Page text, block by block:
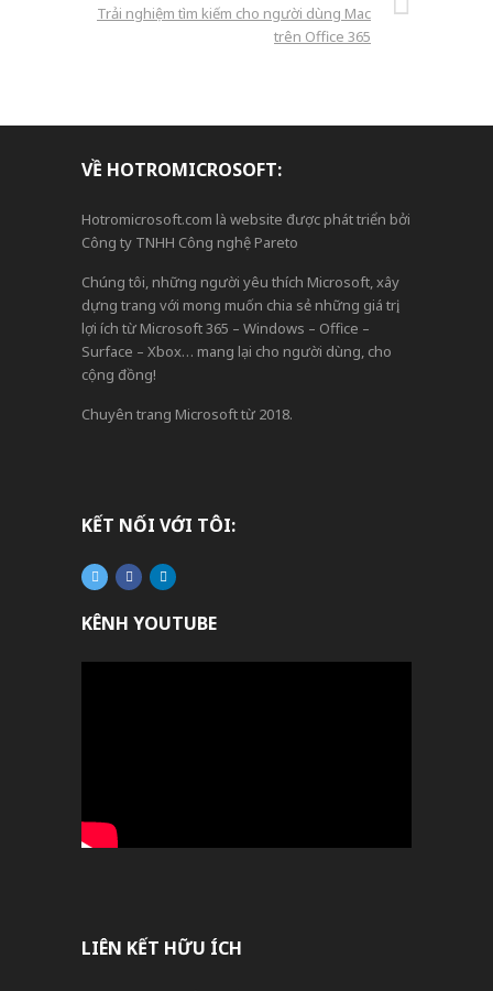
Trải nghiệm tìm kiếm cho người dùng Mac
trên Office 365
VỀ HOTROMICROSOFT:
Hotromicrosoft.com là website được phát triển bởi
Công ty TNHH Công nghệ Pareto
Chúng tôi, những người yêu thích Microsoft, xây
dựng trang với mong muốn chia sẻ những giá trị,
lợi ích từ Microsoft 365 – Windows – Office –
Surface – Xbox… mang lại cho người dùng, cho
cộng đồng!
Chuyên trang Microsoft từ 2018.
KẾT NỐI VỚI TÔI:
KÊNH YOUTUBE
LIÊN KẾT HỮU ÍCH